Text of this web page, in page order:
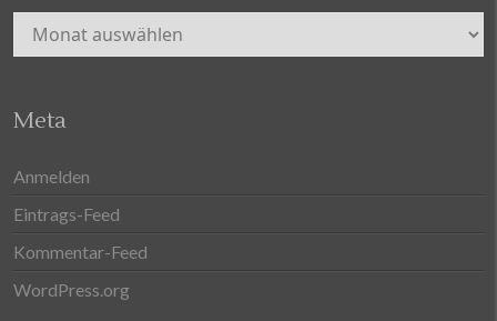
Archiv
Meta
Anmelden
Eintrags-Feed
Kommentar-Feed
WordPress.org